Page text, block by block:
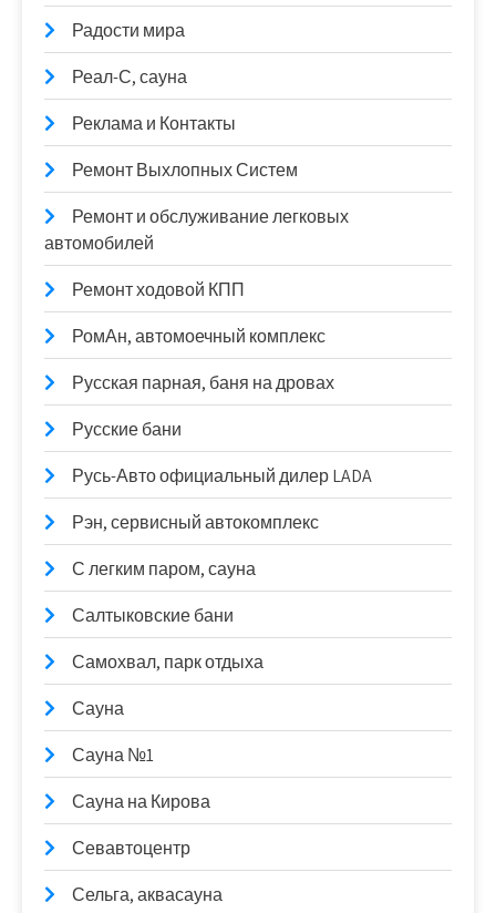
Радости мира
Реал-С, сауна
Реклама и Контакты
Ремонт Выхлопных Систем
Ремонт и обслуживание легковых
автомобилей
Ремонт ходовой КПП
РомАн, автомоечный комплекс
Русская парная, баня на дровах
Русские бани
Русь-Авто официальный дилер LADA
Рэн, сервисный автокомплекс
С легким паром, сауна
Салтыковские бани
Самохвал, парк отдыха
Сауна
Сауна №1
Сауна на Кирова
Севавтоцентр
Сельга, аквасауна